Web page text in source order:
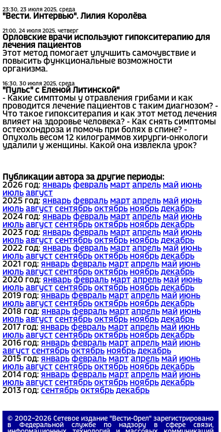
23:30, 23 июля 2025, среда
"Вести. Интервью". Лилия Королёва
21:00, 24 июля 2025, четверг
Орловские врачи используют гипокситерапию для
лечения пациентов
Этот метод помогает улучшить самочувствие и
повысить функциональные возможности
организма.
16:30, 30 июля 2025, среда
"Пульс" с Еленой Литинской"
- Какие симптомы у отравления грибами и как
проводится лечение пациентов с таким диагнозом? -
Что такое гипокситерапия и как этот метод лечения
влияет на здоровье человека? - Как снять симптомы
остеохондроза и помочь при болях в спине? -
Опухоль весом 12 килограммов хирурги-онкологи
удалили у женщины. Какой она извлекла урок?
Публикации автора за другие периоды:
2026 год: январь февраль март апрель май июнь
июль август
2025 год: январь февраль март апрель май июнь
июль август сентябрь октябрь ноябрь декабрь
2024 год: январь февраль март апрель май июнь
июль август сентябрь октябрь ноябрь декабрь
2023 год: январь февраль март апрель май июнь
июль август сентябрь октябрь ноябрь декабрь
2022 год: январь февраль март апрель май июнь
июль август сентябрь октябрь ноябрь декабрь
2021 год: январь февраль март апрель май июнь
июль август сентябрь октябрь ноябрь декабрь
2020 год: январь февраль март апрель май июнь
июль август сентябрь октябрь ноябрь декабрь
2019 год: январь февраль март апрель май июнь
июль август сентябрь октябрь ноябрь декабрь
2018 год: январь февраль март апрель май июнь
июль август сентябрь октябрь ноябрь декабрь
2017 год: январь февраль март апрель май июнь
июль август сентябрь октябрь ноябрь декабрь
2016 год: январь февраль март апрель май июнь
август сентябрь октябрь ноябрь декабрь
2015 год: январь февраль март апрель май июнь
июль август сентябрь октябрь ноябрь декабрь
2014 год: январь февраль март апрель май июнь
июль август сентябрь октябрь ноябрь декабрь
2013 год: сентябрь октябрь декабрь
© 2002−2026 Сетевое издание "Вести-Орел" зарегистрировано
в Федеральной службе по надзору в сфере связи,